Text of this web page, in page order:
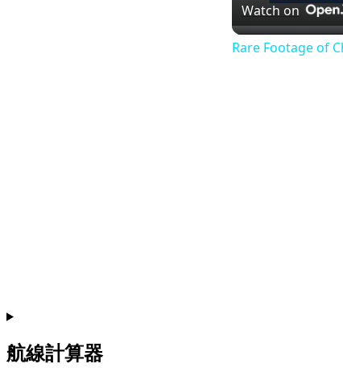
Watch on
Rare Footage of
航線計算器